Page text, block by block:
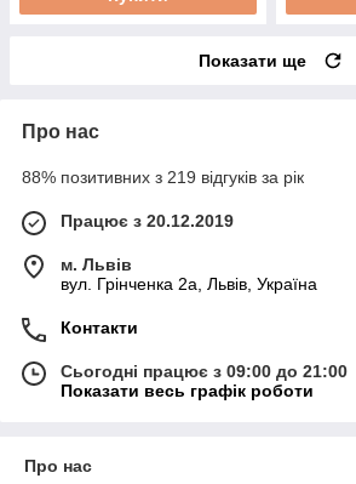
Показати ще
Про нас
88% позитивних з 219 відгуків за рік
Працює з 20.12.2019
м. Львів
вул. Грінченка 2а, Львів, Україна
Контакти
Сьогодні працює з 09:00 до 21:00
Показати весь графік роботи
Про нас